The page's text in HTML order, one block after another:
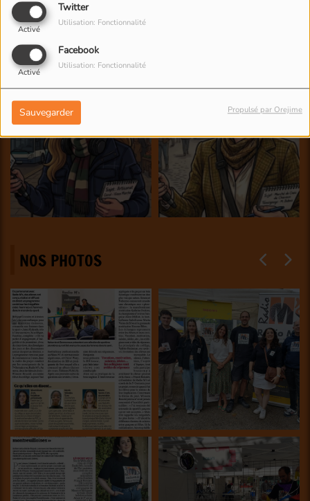
Twitter
Activé
Utilisation: Fonctionnalité
Facebook
Activé
Utilisation: Fonctionnalité
Sauvegarder Propulsé par Orejime
NOS PHOTOS